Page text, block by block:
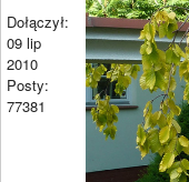
Dołączył:
09 lip
2010
Posty:
77381